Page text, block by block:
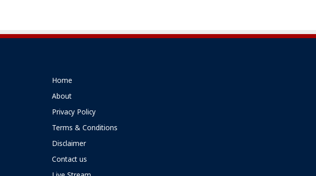
Home
About
Privacy Policy
Terms & Conditions
Disclaimer
Contact us